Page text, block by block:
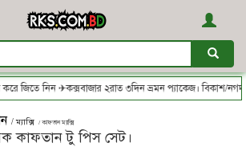
নিন ✈কক্সবাজার ২রাত ৩দিন ভ্রমন প্যাকেজ। বিকাশ/নগদ/
/ ম্যাক্সি / কাফতান ম্যাক্সি
কাফতান টু পিস সেট।